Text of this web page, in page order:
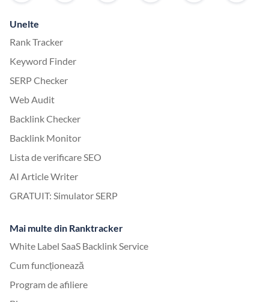
Unelte
Rank Tracker
Keyword Finder
SERP Checker
Web Audit
Backlink Checker
Backlink Monitor
Lista de verificare SEO
AI Article Writer
GRATUIT: Simulator SERP
Mai multe din Ranktracker
White Label SaaS Backlink Service
Cum funcționează
Program de afiliere